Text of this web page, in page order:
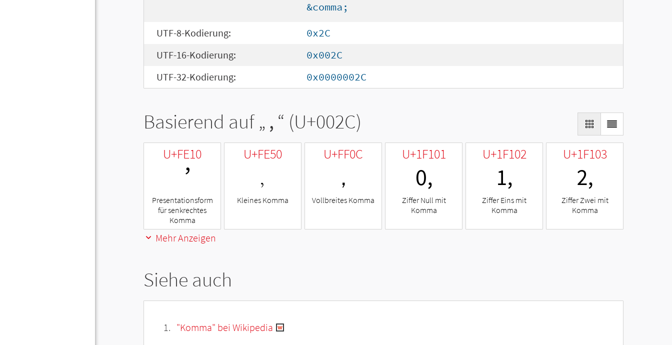
&comma;
UTF-8-Kodierung:
0x2C
UTF-16-Kodierung:
0x002C
UTF-32-Kodierung:
0x0000002C
Basierend auf „ , “ (U+002C)
U+FE10
︐
Presentationsform
für senkrechtes
Komma
U+FE50
﹐
Kleines Komma
U+FF0C
，
Vollbreites Komma
U+1F101
🄁
Ziffer Null mit
Komma
U+1F102
🄂
Ziffer Eins mit
Komma
U+1F103
🄃
Ziffer Zwei mit
Komma
Mehr Anzeigen
Siehe auch
"Komma" bei Wikipedia